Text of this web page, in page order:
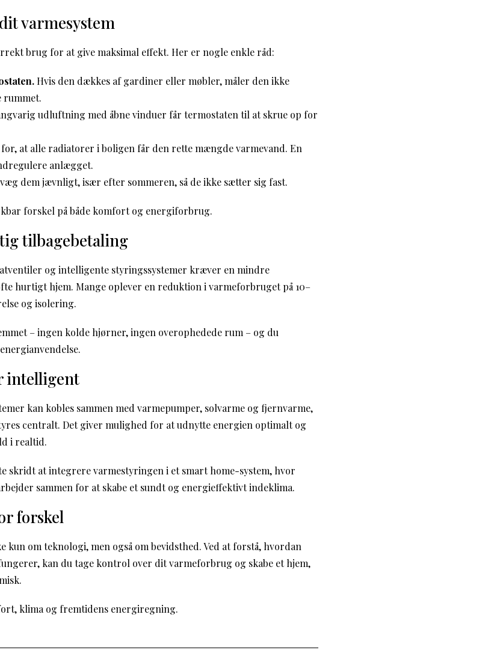
varmesystem
brug for at give maksimal effekt. Her er nogle enkle råd:
Hvis den dækkes af gardiner eller møbler, måler den ikke
rummet.
udluftning med åbne vinduer får termostaten til at skrue op for
at alle radiatorer i boligen får den rette mængde varmevand. En
anlægget.
dem jævnligt, især efter sommeren, så de ikke sætter sig fast.
forskel på både komfort og energiforbrug.
tilbagebetaling
og intelligente styringssystemer kræver en mindre
hurtigt hjem. Mange oplever en reduktion i varmeforbruget på 10–
og isolering.
– ingen kolde hjørner, ingen overophedede rum – og du
intelligent
kan kobles sammen med varmepumper, solvarme og fjernvarme,
centralt. Det giver mulighed for at udnytte energien optimalt og
i realtid.
skridt at integrere varmestyringen i et smart home-system, hvor
sammen for at skabe et sundt og energieffektivt indeklima.
forskel
om teknologi, men også om bevidsthed. Ved at forstå, hvordan
kan du tage kontrol over dit varmeforbrug og skabe et hjem,
klima og fremtidens energiregning.